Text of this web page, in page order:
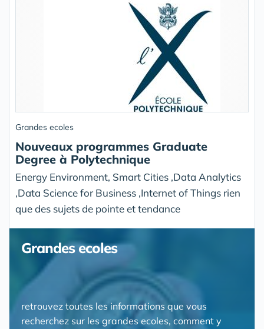
Grandes ecoles
Nouveaux programmes Graduate
Degree à Polytechnique
Energy Environment, Smart Cities ,Data Analytics
,Data Science for Business ,Internet of Things rien
que des sujets de pointe et tendance
Grandes ecoles
retrouvez toutes les informations que vous
recherchez sur les grandes ecoles, comment y